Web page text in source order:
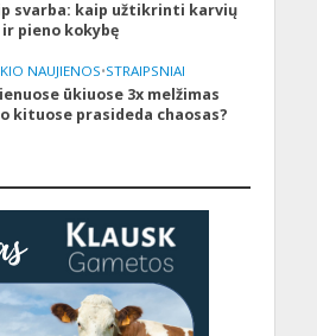
svarba: kaip užtikrinti karvių
pieno kokybę
NAUJIENOS•STRAIPSNIAI
ūkiuose 3x melžimas
kituose prasideda chaosas?